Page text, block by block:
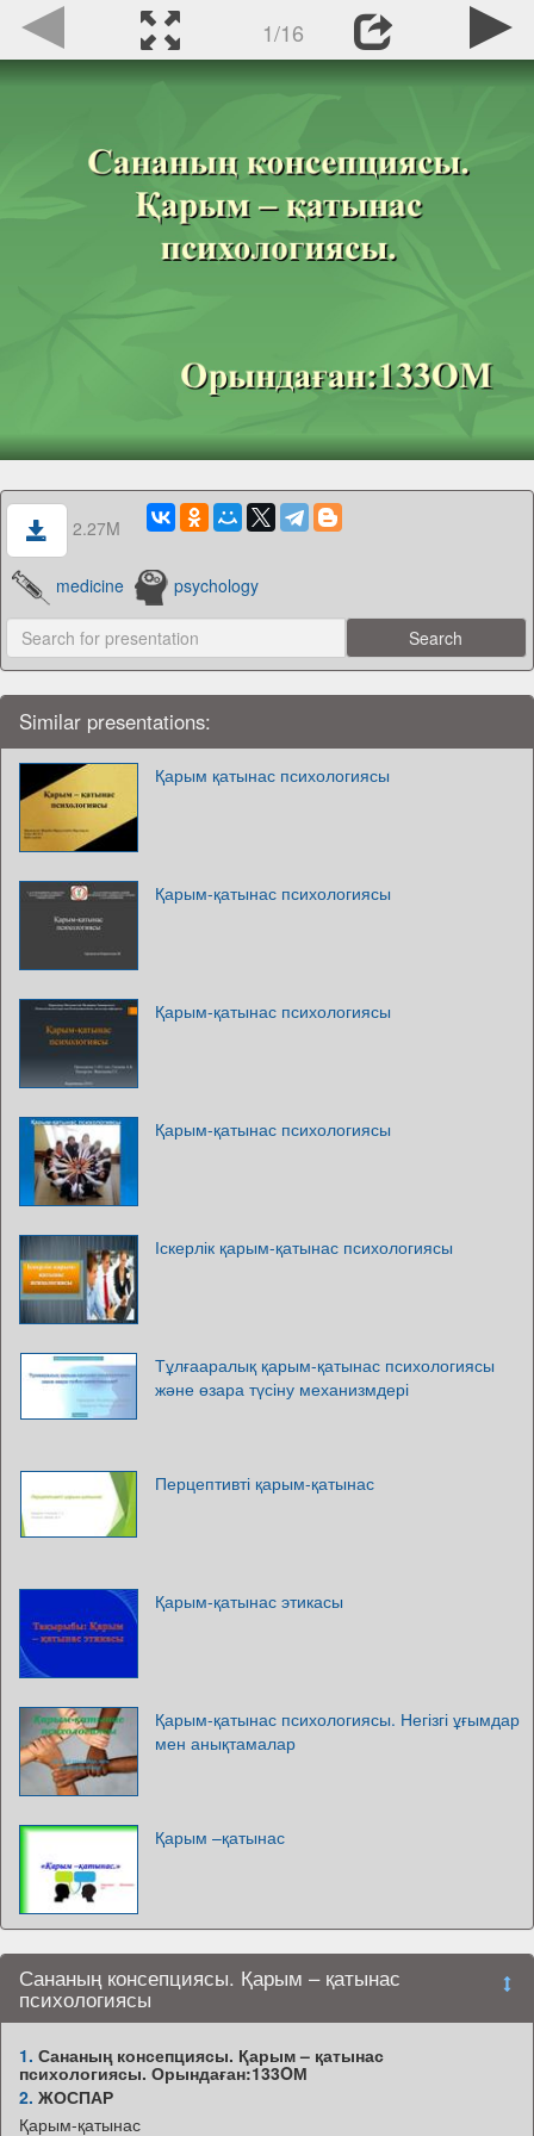
1/16
2.27M
medicine psychology
Similar presentations:
Қарым қатынас психологиясы
Қарым-қатынас психологиясы
Қарым-қатынас психологиясы
Қарым-қатынас психологиясы
Іскерлік қарым-қатынас психологиясы
Тұлғааралық қарым-қатынас психологиясы
және өзара түсіну механизмдері
Перцептивті қарым-қатынас
Қарым-қатынас этикасы
Қарым-қатынас психологиясы. Негізгі ұғымдар
мен анықтамалар
Қарым –қатынас
Сананың консепциясы. Қарым – қатынас
психологиясы
1. Сананың консепциясы. Қарым – қатынас
психологиясы. Орындаған:133OМ
2. ЖОСПАР
Қарым-қатынас